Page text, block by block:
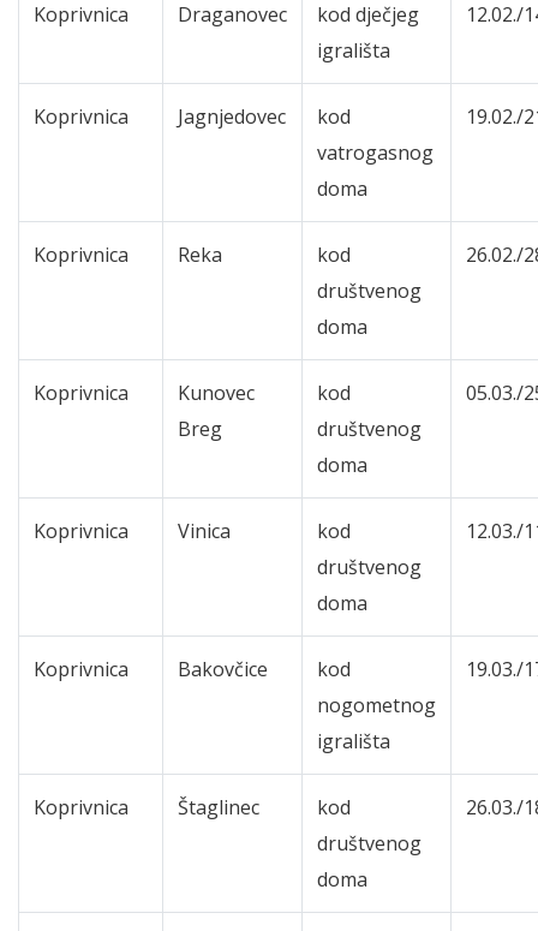
Koprivnica Draganovec
kod dječjeg
igrališta
12.02./
Koprivnica Jagnjedovec
kod
vatrogasnog
doma
19.02./
Koprivnica Reka
kod
društvenog
doma
26.02./
Koprivnica
Kunovec
Breg
kod
društvenog
doma
05.03./
Koprivnica Vinica
kod
društvenog
doma
12.03./
Koprivnica Bakovčice
kod
nogometnog
igrališta
19.03./
Koprivnica Štaglinec
kod
društvenog
doma
26.03./